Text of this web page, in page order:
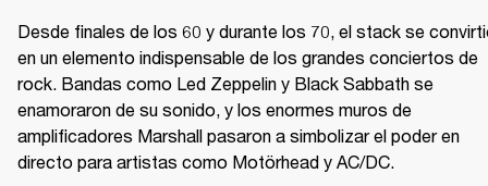
Desde finales de los 60 y durante los 70, el stack se
en un elemento indispensable de los grandes conciertos de
rock. Bandas como Led Zeppelin y Black Sabbath se
enamoraron de su sonido, y los enormes muros de
amplificadores Marshall pasaron a simbolizar el poder en
directo para artistas como Motörhead y AC/DC.